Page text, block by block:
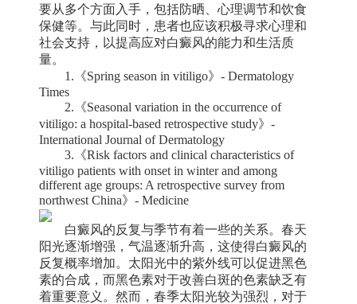
要从多个方面入手，包括防晒、心理调节和饮食
保健等。与此同时，患者也应该积极寻求心理和
社会支持，以提高应对白癜风的能力和生活质
量。
1.《Spring season in vitiligo》- Dermatology
Times
2.《Seasonal variation in the occurrence of
vitiligo: a hospital-based retrospective study》-
International Journal of Dermatology
3.《Risk factors and clinical characteristics of
vitiligo patients with onset in winter and among
different age groups: A retrospective survey from
northwest China》- Medicine
白癜风的反复与季节有着一些的关系。春天
阳光逐渐增强，气温逐渐升高，这使得白癜风的
反复概率增加。太阳光中的紫外线可以促进黑色
素的合成，而黑色素对于改善白斑的色素缺乏有
着重要意义。然而，春季太阳光较为强烈，对于